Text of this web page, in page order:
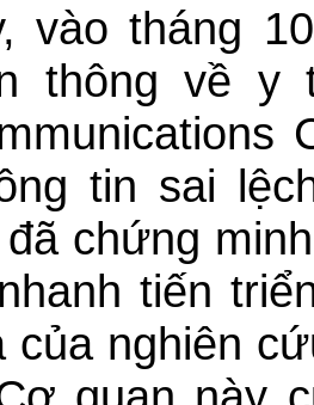
vào tháng
thông về y
tin sai
chứng
tiến
của nghiên